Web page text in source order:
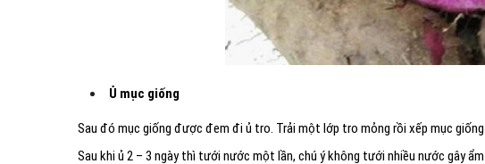
Ủ mục giống
Sau đó mục giống được đem đi ủ tro. Trải một lớp tro mỏng rồi xếp mục
Sau khi ủ 2 – 3 ngày thì tưới nước một lần, chú ý không tưới nhiều nước gây